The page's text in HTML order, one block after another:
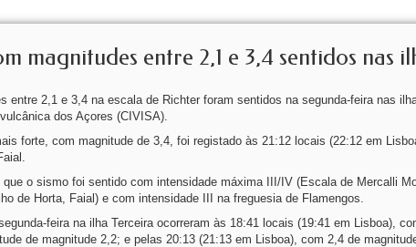
magnitudes entre 2,1 e 3,4 sentidos nas
entre 2,1 e 3,4 na escala de Richter foram sentidos na segunda-feira nas
dos Açores (CIVISA).
forte, com magnitude de 3,4, foi registado às 21:12 locais (22:12 em
o sismo foi sentido com intensidade máxima III/IV (Escala de Mercalli
de Horta, Faial) e com intensidade III na freguesia de Flamengos.
feira na ilha Terceira ocorreram às 18:41 locais (19:41 em Lisboa),
de magnitude 2,2; e pelas 20:13 (21:13 em Lisboa), com 2,4 de